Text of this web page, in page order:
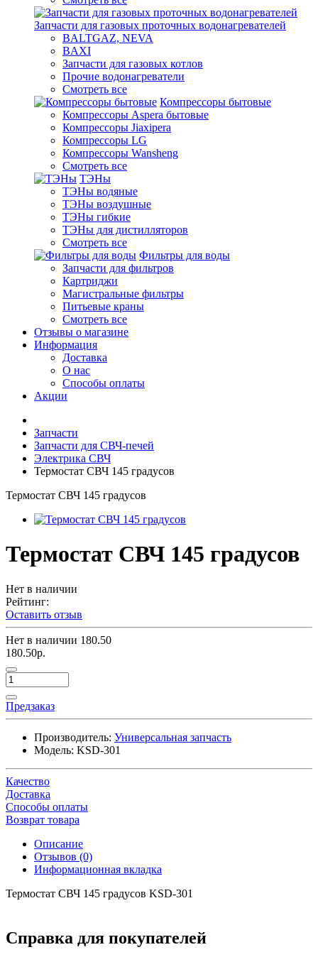
Запчасти для газовых проточных водонагревателей
BALTGAZ, NEVA
BAXI
Запчасти для газовых котлов
Прочие водонагреватели
Смотреть все
Компрессоры бытовые
Компрессоры Aspera бытовые
Компрессоры Jiaxipera
Компрессоры LG
Компрессоры Wansheng
Смотреть все
ТЭНы
ТЭНы водяные
ТЭНы воздушные
ТЭНы гибкие
ТЭНы для дистилляторов
Смотреть все
Фильтры для воды
Запчасти для фильтров
Картриджи
Магистральные фильтры
Питьевые краны
Смотреть все
Отзывы о магазине
Информация
Доставка
О нас
Способы оплаты
Акции
Запчасти
Запчасти для СВЧ-печей
Электрика СВЧ
Термостат СВЧ 145 градусов
Термостат СВЧ 145 градусов
Термостат СВЧ 145 градусов
Нет в наличии
Рейтинг:
Оставить отзыв
Нет в наличии 180.50
180.50р.
Предзаказ
Производитель: Универсальная запчасть
Модель: KSD-301
Качество
Доставка
Способы оплаты
Возврат товара
Описание
Отзывов (0)
Информационная вкладка
Термостат СВЧ 145 градусов KSD-301
Справка для покупателей